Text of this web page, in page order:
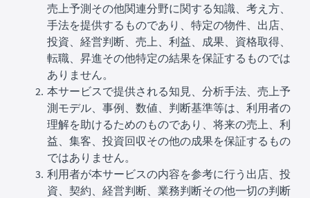
売上予測その他関連分野に関する知識、考え方、
手法を提供するものであり、特定の物件、出店、
投資、経営判断、売上、利益、成果、資格取得、
転職、昇進その他特定の結果を保証するものでは
ありません。
本サービスで提供される知見、分析手法、売上予
測モデル、事例、数値、判断基準等は、利用者の
理解を助けるためのものであり、将来の売上、利
益、集客、投資回収その他の成果を保証するもの
ではありません。
利用者が本サービスの内容を参考に行う出店、投
資、契約、経営判断、業務判断その他一切の判断